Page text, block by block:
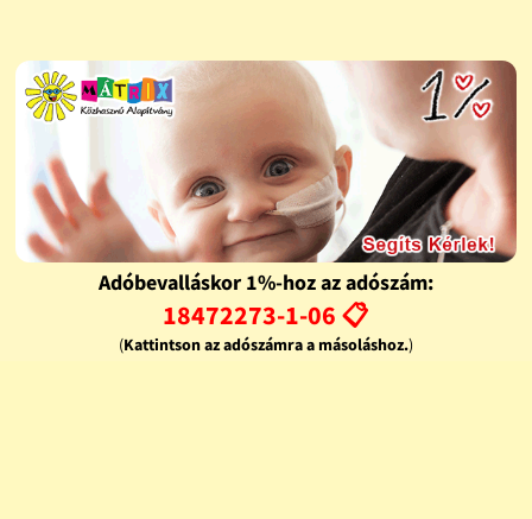
Adóbevalláskor 1%-hoz az adószám:
18472273-1-06 📋
(Kattintson az adószámra a másoláshoz.)